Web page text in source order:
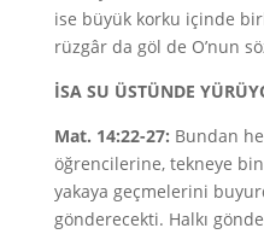
ise büyük korku içinde
rüzgâr da göl de O’nun
İSA SU ÜSTÜNDE
Mat. 14:22-27: Bundan
öğrencilerine, tekneye
yakaya geçmelerini
gönderecekti. Halkı